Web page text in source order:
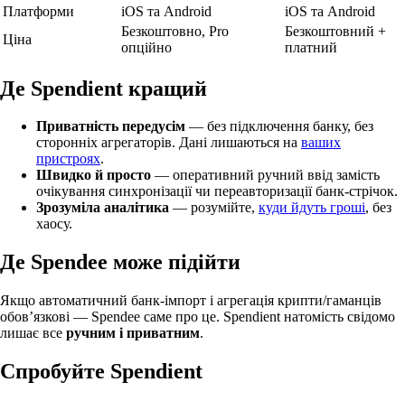
Платформи
iOS та Android
iOS та Android
Ціна
Безкоштовно, Pro
опційно
Безкоштовний +
платний
Де Spendient кращий
Приватність передусім — без підключення банку, без
сторонніх агрегаторів. Дані лишаються на ваших
пристроях.
Швидко й просто — оперативний ручний ввід замість
очікування синхронізації чи переавторизації банк-стрічок.
Зрозуміла аналітика — розумійте, куди йдуть гроші, без
хаосу.
Де Spendee може підійти
Якщо автоматичний банк-імпорт і агрегація крипти/гаманців
обовʼязкові — Spendee саме про це. Spendient натомість свідомо
лишає все ручним і приватним.
Спробуйте Spendient